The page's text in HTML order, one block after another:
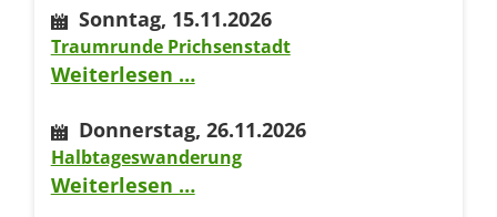
Sonntag, 15.11.2026
Traumrunde Prichsenstadt
Weiterlesen …Traumrunde
Donnerstag, 26.11.2026
Halbtageswanderung
Weiterlesen …Halbtageswanderung